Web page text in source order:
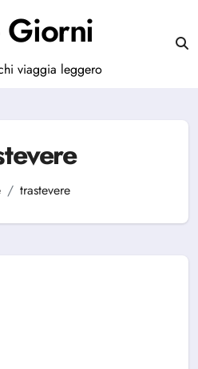
Giorni
viaggia leggero
trastevere